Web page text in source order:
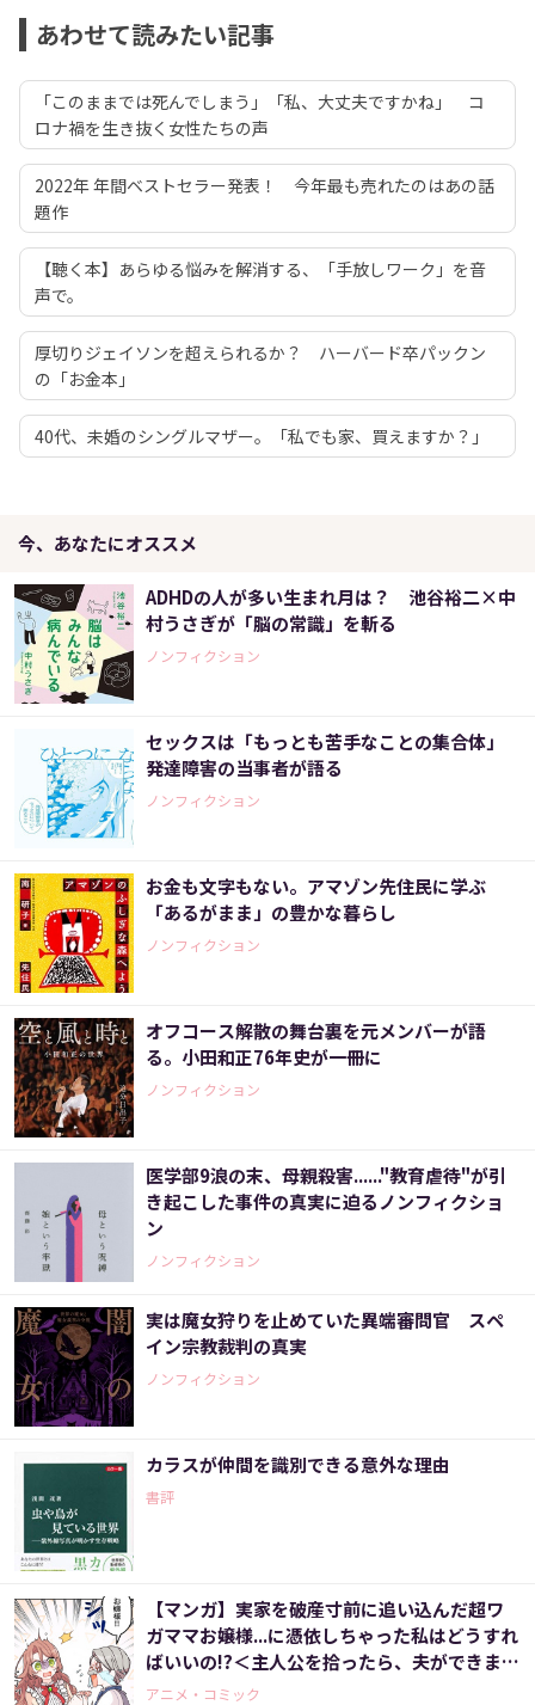
あわせて読みたい記事
「このままでは死んでしまう」「私、大丈夫ですかね」 コ
ロナ禍を生き抜く女性たちの声
2022年 年間ベストセラー発表！ 今年最も売れたのはあの話
題作
【聴く本】あらゆる悩みを解消する、「手放しワーク」を音
声で。
厚切りジェイソンを超えられるか？ ハーバード卒パックン
の「お金本」
40代、未婚のシングルマザー。「私でも家、買えますか？」
今、あなたにオススメ
ADHDの人が多い生まれ月は？ 池谷裕二×中
村うさぎが「脳の常識」を斬る
ノンフィクション
セックスは「もっとも苦手なことの集合体」
発達障害の当事者が語る
ノンフィクション
お金も文字もない。アマゾン先住民に学ぶ
「あるがまま」の豊かな暮らし
ノンフィクション
オフコース解散の舞台裏を元メンバーが語
る。小田和正76年史が一冊に
ノンフィクション
医学部9浪の末、母親殺害......"教育虐待"が引
き起こした事件の真実に迫るノンフィクショ
ン
ノンフィクション
実は魔女狩りを止めていた異端審問官 スペ
イン宗教裁判の真実
ノンフィクション
カラスが仲間を識別できる意外な理由
書評
【マンガ】実家を破産寸前に追い込んだ超ワ
ガママお嬢様...に憑依しちゃった私はどうすれ
ばいいの!?＜主人公を拾ったら、夫ができまし
た 2話＞
アニメ・コミック